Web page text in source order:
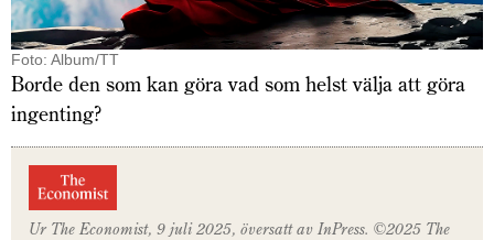
Foto: Album/TT
Borde den som kan göra vad som helst välja att göra
ingenting?
Ur The Economist, 9 juli2025, översatt av InPress. ©2025 The